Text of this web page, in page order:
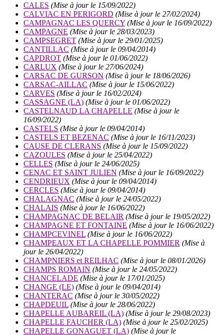
CALES (Mise à jour le 15/09/2022)
CALVIAC EN PERIGORD (Mise à jour le 27/02/2024)
CAMPAGNAC LES QUERCY (Mise à jour le 16/09/2022)
CAMPAGNE (Mise à jour le 28/03/2023)
CAMPSEGRET (Mise à jour le 29/01/2025)
CANTILLAC (Mise à jour le 09/04/2014)
CAPDROT (Mise à jour le 01/06/2022)
CARLUX (Mise à jour le 27/06/2024)
CARSAC DE GURSON (Mise à jour le 18/06/2026)
CARSAC-AILLAC (Mise à jour le 15/06/2022)
CARVES (Mise à jour le 16/02/2024)
CASSAGNE (LA) (Mise à jour le 01/06/2022)
CASTELNAUD LA CHAPELLE (Mise à jour le
16/09/2022)
CASTELS (Mise à jour le 09/04/2014)
CASTELS ET BEZENAC (Mise à jour le 16/11/2023)
CAUSE DE CLERANS (Mise à jour le 15/09/2022)
CAZOULES (Mise à jour le 25/04/2022)
CELLES (Mise à jour le 24/06/2025)
CENAC ET SAINT JULIEN (Mise à jour le 16/09/2022)
CENDRIEUX (Mise à jour le 09/04/2014)
CERCLES (Mise à jour le 09/04/2014)
CHALAGNAC (Mise à jour le 24/05/2022)
CHALAIS (Mise à jour le 16/06/2022)
CHAMPAGNAC DE BELAIR (Mise à jour le 19/05/2022)
CHAMPAGNE ET FONTAINE (Mise à jour le 16/06/2022)
CHAMPCEVINEL (Mise à jour le 16/06/2022)
CHAMPEAUX ET LA CHAPELLE POMMIER (Mise à
jour le 26/04/2022)
CHAMPNIERS et REILHAC (Mise à jour le 08/01/2026)
CHAMPS ROMAIN (Mise à jour le 24/05/2022)
CHANCELADE (Mise à jour le 17/01/2025)
CHANGE (LE) (Mise à jour le 09/04/2014)
CHANTERAC (Mise à jour le 30/05/2022)
CHAPDEUIL (Mise à jour le 28/06/2022)
CHAPELLE AUBAREIL (LA) (Mise à jour le 29/08/2023)
CHAPELLE FAUCHER (LA) (Mise à jour le 25/02/2025)
CHAPELLE GONAGUET (LA) (Mise à jour le